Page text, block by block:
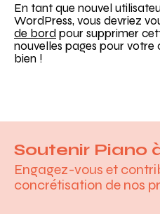
En tant que nouvel
WordPress, vous devriez
de bord pour supprimer
nouvelles pages pour votre
bien !
Soutenir Piano
Engagez-vous et
concrétisation de nos